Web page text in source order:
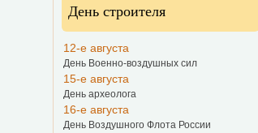
День строителя
12-е августа
День Военно-воздушных сил
15-е августа
День археолога
16-е августа
День Воздушного Флота России